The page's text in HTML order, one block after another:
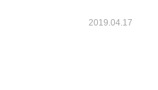
2019.04.17